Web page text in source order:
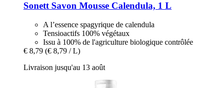
Sonett Savon Mousse Calendula, 1 L
A l’essence spagyrique de calendula
Tensioactifs 100% végétaux
Issu à 100% de l'agriculture biologique contrôlée
€ 8,79 (€ 8,79 / L)
Livraison jusqu'au 13 août